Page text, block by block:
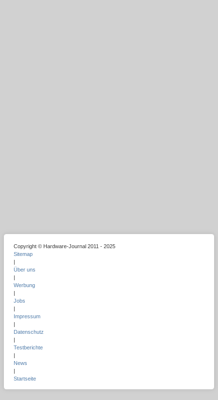
Copyright © Hardware-Journal 2011 - 2025
Sitemap
|
Über uns
|
Werbung
|
Jobs
|
Impressum
|
Datenschutz
|
Testberichte
|
News
|
Startseite